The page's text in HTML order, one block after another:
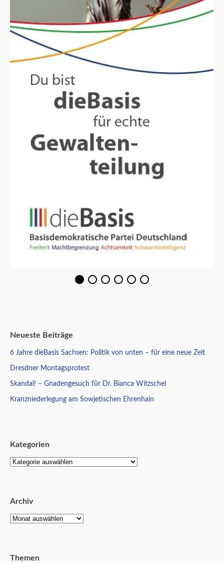
Neueste Beiträge
6 Jahre dieBasis Sachsen: Politik von unten – für eine neue Zeit
Dresdner Montagsprotest
Skandal! – Gnadengesuch für Dr. Bianca Witzschel
Kranzniederlegung am Sowjetischen Ehrenhain
Kategorien
Archiv
Themen